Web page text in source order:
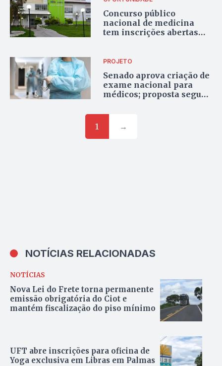
Concurso público
nacional de medicina
tem inscrições abertas
PROJETO
Senado aprova criação de
exame nacional para
médicos; proposta segue
1 →
NOTÍCIAS RELACIONADAS
NOTÍCIAS
Nova Lei do Frete torna permanente
emissão obrigatória do Ciot e
mantém fiscalização do piso mínimo
UFT abre inscrições para oficina de
Yoga exclusiva em Libras em Palmas